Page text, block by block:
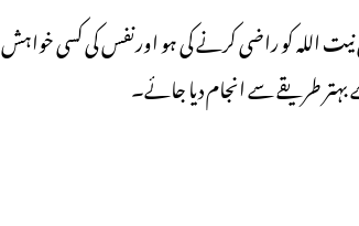
اللہ کو راضی کرنے کی ہو اورنفس کی کسی خواہش
طریقے سے انجام دیا جائے۔